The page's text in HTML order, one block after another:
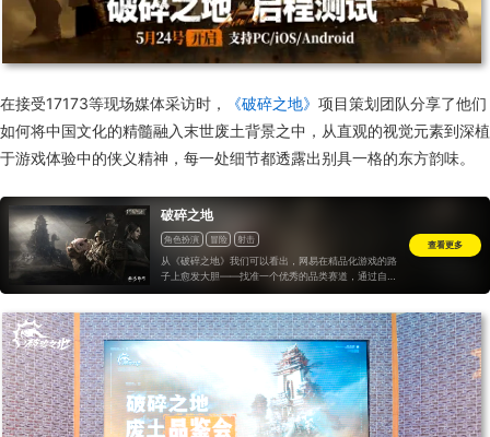
在接受17173等现场媒体采访时， 《破碎之地》 项目策划团队分享了他们
如何将中国文化的精髓融入末世废土背景之中，从直观的视觉元素到深植
于游戏体验中的侠义精神，每一处细节都透露出别具一格的东方韵味。
破碎之地
角色扮演 冒险 射击
从《破碎之地》我们可以看出，网易在精品化游戏的路
子上愈发大胆——找准一个优秀的品类赛道，通过自身
的技术积累和产品经验大胆做品类的融合创新，最终实
查看更多